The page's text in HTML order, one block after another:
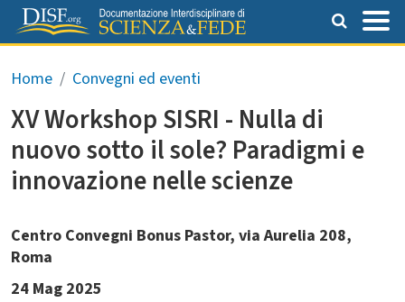
Salta al contenuto principale
Briciole di pane
Home Convegni ed eventi
XV Workshop SISRI - Nulla di
nuovo sotto il sole? Paradigmi e
innovazione nelle scienze
Centro Convegni Bonus Pastor, via Aurelia 208,
Roma
24 Mag 2025